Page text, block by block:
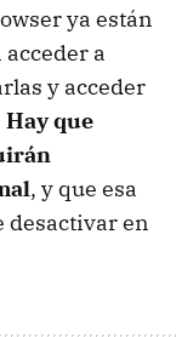
ya están
a
y acceder
Hay que
, y que esa
desactivar en